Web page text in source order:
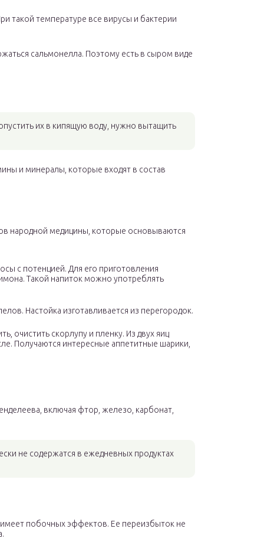
такой температуре все вирусы и бактерии
сальмонелла. Поэтому есть в сыром виде
их в кипящую воду, нужно вытащить
и минералы, которые входят в состав
народной медицины, которые основываются
с потенцией. Для его приготовления
Такой напиток можно употреблять
Настойка изготавливается из перегородок.
очистить скорлупу и пленку. Из двух яиц
Получаются интересные аппетитные шарики,
включая фтор, железо, карбонат,
не содержатся в ежедневных продуктах
побочных эффектов. Ее переизбыток не